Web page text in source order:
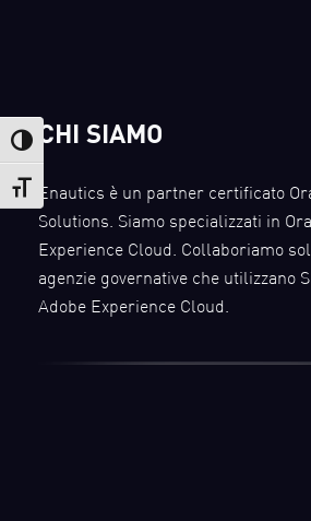
Attiva/disattiva alto contrasto
Attiva/disattiva dimensione testo
CHI SIAMO
Enautics è un partner certificato
Solutions. Siamo specializzati in
Experience Cloud. Collaboriamo
agenzie governative che utilizzano
Adobe Experience Cloud.